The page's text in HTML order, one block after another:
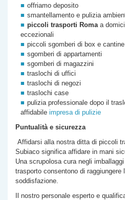
offriamo deposito
smantellamento e pulizia
piccoli trasporti Romaa
eccezionali
piccoli sgomberi di box e cantine
sgomberi di appartamenti
sgomberi di magazzini
traslochi di uffici
traslochi di negozi
traslochi case
pulizia professionale dopo il
affidabile impresa di pulizie
Puntualità e sicurezza
Affidarsi alla nostra ditta di piccoli
Subiaco significa affidare in mani
Una scrupolosa cura negli
trasporto consentono di
soddisfazione.
Il nostro personale esperto e